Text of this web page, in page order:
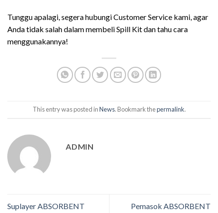
Tunggu apalagi, segera hubungi Customer Service kami, agar
Anda tidak salah dalam membeli Spill Kit dan tahu cara
menggunakannya!
This entry was posted inNews. Bookmark thepermalink.
ADMIN
Suplayer ABSORBENT
Pemasok ABSORBENT